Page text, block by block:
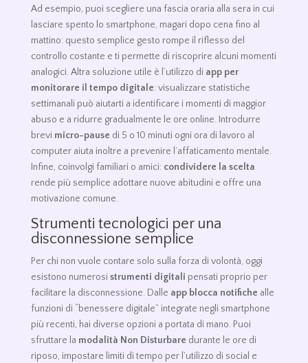
Ad esempio, puoi scegliere una fascia oraria alla sera in cui
lasciare spento lo smartphone, magari dopo cena fino al
mattino: questo semplice gesto rompe il riflesso del
controllo costante e ti permette di riscoprire alcuni momenti
analogici. Altra soluzione utile è l’utilizzo di app per
monitorare il tempo digitale: visualizzare statistiche
settimanali può aiutarti a identificare i momenti di maggior
abuso e a ridurre gradualmente le ore online. Introdurre
brevi micro-pause di 5 o 10 minuti ogni ora di lavoro al
computer aiuta inoltre a prevenire l’affaticamento mentale.
Infine, coinvolgi familiari o amici: condividere la scelta
rende più semplice adottare nuove abitudini e offre una
motivazione comune.
Strumenti tecnologici per una
disconnessione semplice
Per chi non vuole contare solo sulla forza di volontà, oggi
esistono numerosi strumenti digitali pensati proprio per
facilitare la disconnessione. Dalle app blocca notifiche alle
funzioni di “benessere digitale” integrate negli smartphone
più recenti, hai diverse opzioni a portata di mano. Puoi
sfruttare la modalità Non Disturbare durante le ore di
riposo, impostare limiti di tempo per l’utilizzo di social e